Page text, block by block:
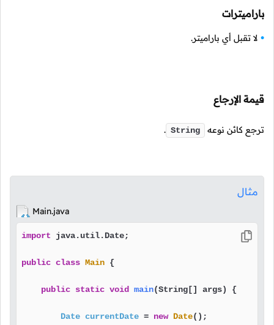
باراميترات
لا تقبل أي باراميتر.
قيمة الإرجاع
ترجع كائن نوعه String
.
مثال
Main.java
import java.util.Date;
public class Main {
public static void main(String[] args) {
Date currentDate = new Date